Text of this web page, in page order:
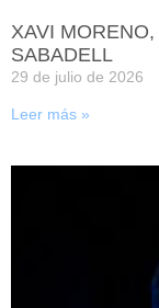
XAVI
SABADELL
29 de julio de 2026
Leer más »